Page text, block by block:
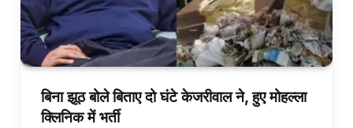
बिना झूठ बोले बिताए दो घंटे केजरीवाल ने, हुए मोहल्ला
क्लिनिक में भर्ती